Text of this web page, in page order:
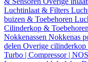
Luchtinlaat & Filters
buizen & Toebehoren
Cilinderkop & Toebehoren
Nokkenassen Nokkenas
delen Overige cilinderkop
Turbo | Compressor | NOS